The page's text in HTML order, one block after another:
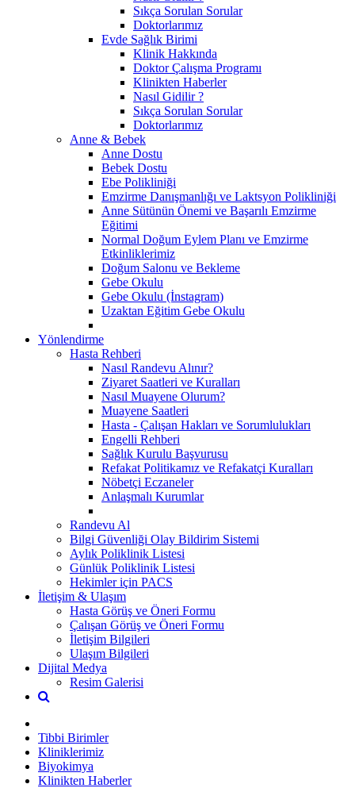
Sıkça Sorulan Sorular
Doktorlarımız
Evde Sağlık Birimi
Klinik Hakkında
Doktor Çalışma Programı
Klinikten Haberler
Nasıl Gidilir ?
Sıkça Sorulan Sorular
Doktorlarımız
Anne & Bebek
Anne Dostu
Bebek Dostu
Ebe Polikliniği
Emzirme Danışmanlığı ve Laktsyon Polikliniği
Anne Sütünün Önemi ve Başarılı Emzirme
Eğitimi
Normal Doğum Eylem Planı ve Emzirme
Etkinliklerimiz
Doğum Salonu ve Bekleme
Gebe Okulu
Gebe Okulu (İnstagram)
Uzaktan Eğitim Gebe Okulu
Yönlendirme
Hasta Rehberi
Nasıl Randevu Alınır?
Ziyaret Saatleri ve Kuralları
Nasıl Muayene Olurum?
Muayene Saatleri
Hasta - Çalışan Hakları ve Sorumlulukları
Engelli Rehberi
Sağlık Kurulu Başvurusu
Refakat Politikamız ve Refakatçi Kuralları
Nöbetçi Eczaneler
Anlaşmalı Kurumlar
Randevu Al
Bilgi Güvenliği Olay Bildirim Sistemi
Aylık Poliklinik Listesi
Günlük Poliklinik Listesi
Hekimler için PACS
İletişim & Ulaşım
Hasta Görüş ve Öneri Formu
Çalışan Görüş ve Öneri Formu
İletişim Bilgileri
Ulaşım Bilgileri
Dijital Medya
Resim Galerisi
Tibbi Birimler
Kliniklerimiz
Biyokimya
Klinikten Haberler